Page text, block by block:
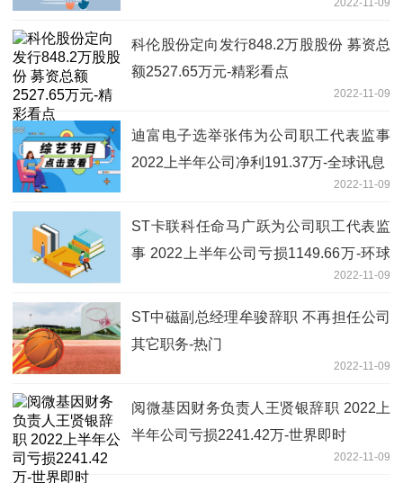
科伦股份定向发行848.2万股股份 募资总
额2527.65万元-精彩看点
2022-11-09
迪富电子选举张伟为公司职工代表监事
2022上半年公司净利191.37万-全球讯息
2022-11-09
ST卡联科任命马广跃为公司职工代表监
事 2022上半年公司亏损1149.66万-环球
2022-11-09
ST中磁副总经理牟骏辞职 不再担任公司
其它职务-热门
2022-11-09
阅微基因财务负责人王贤银辞职 2022上
半年公司亏损2241.42万-世界即时
2022-11-09